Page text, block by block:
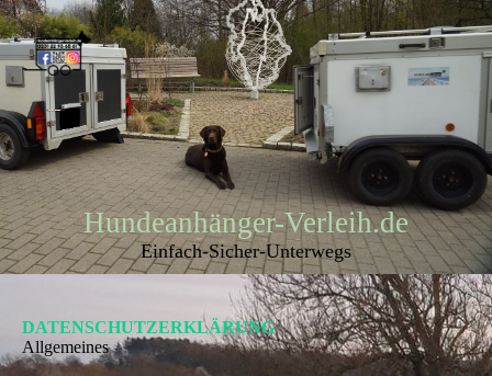
Hundeanhänger-Verleih.de
Einfach-Sicher-Unterwegs
DATENSCHUTZERKLÄRUNG
Allgemeines